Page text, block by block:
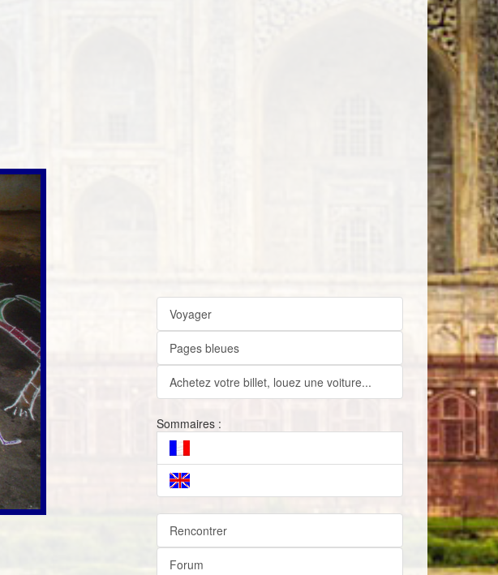
Voyager
Pages bleues
Achetez votre billet, louez une voiture...
Sommaires :
Rencontrer
Forum